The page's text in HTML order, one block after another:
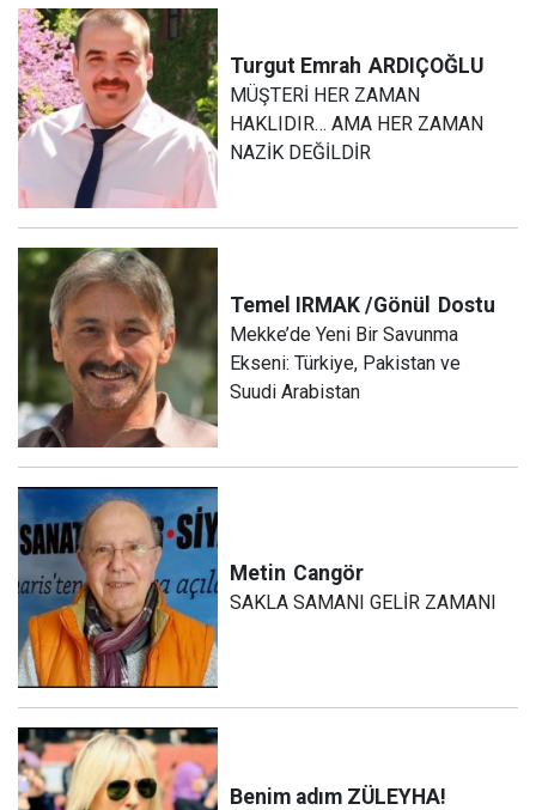
Turgut Emrah ARDIÇOĞLU
MÜŞTERİ HER ZAMAN
HAKLIDIR… AMA HER ZAMAN
NAZİK DEĞİLDİR
Temel IRMAK /Gönül Dostu
Mekke’de Yeni Bir Savunma
Ekseni: Türkiye, Pakistan ve
Suudi Arabistan
Metin Cangör
SAKLA SAMANI GELİR ZAMANI
Benim adım ZÜLEYHA!